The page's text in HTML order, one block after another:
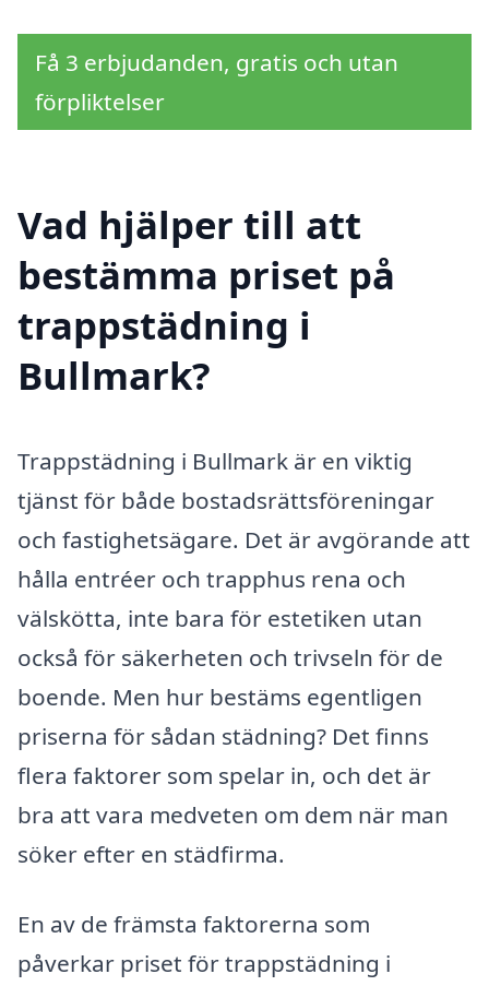
Få 3 erbjudanden, gratis och utan
förpliktelser
Vad hjälper till att
bestämma priset på
trappstädning i
Bullmark?
Trappstädning i Bullmark är en viktig
tjänst för både bostadsrättsföreningar
och fastighetsägare. Det är avgörande att
hålla entréer och trapphus rena och
välskötta, inte bara för estetiken utan
också för säkerheten och trivseln för de
boende. Men hur bestäms egentligen
priserna för sådan städning? Det finns
flera faktorer som spelar in, och det är
bra att vara medveten om dem när man
söker efter en städfirma.
En av de främsta faktorerna som
påverkar priset för trappstädning i